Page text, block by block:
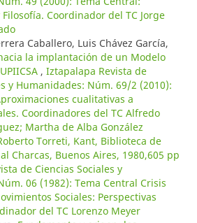
Coordinador del TC Jorge
Caballero, Luis Chávez García,
la implantación de un Modelo
, Iztapalapa Revista de
y Humanidades: Núm. 69/2 (2010):
cualitativas a
Coordinadores del TC Alfredo
Martha de Alba González
Torreti, Kant, Biblioteca de
Charcas, Buenos Aires, 1980,605 pp
de Ciencias Sociales y
06 (1982): Tema Central Crisis
Sociales: Perspectivas
del TC Lorenzo Meyer